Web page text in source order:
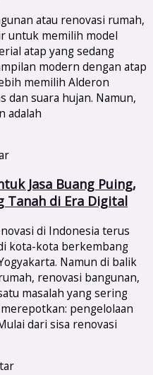
atau renovasi rumah,
untuk memilih model
atap yang sedang
modern dengan atap
memilih Alderon
dan suara hujan. Namun,
adalah
Jasa Buang Puing,
Tanah di Era Digital
di Indonesia terus
kota-kota berkembang
Namun di balik
renovasi bangunan,
masalah yang sering
pengelolaan
dari sisa renovasi